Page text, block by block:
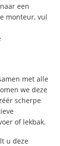
een
monteur, vul
met alle
we deze
scherpe
of lekbak.
u deze